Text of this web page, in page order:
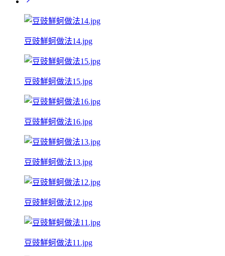
豆豉鮮蚵做法14.jpg
豆豉鮮蚵做法15.jpg
豆豉鮮蚵做法16.jpg
豆豉鮮蚵做法13.jpg
豆豉鮮蚵做法12.jpg
豆豉鮮蚵做法11.jpg